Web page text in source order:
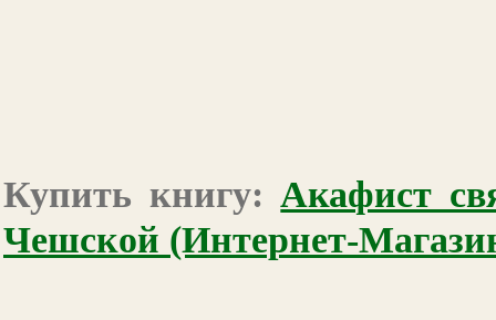
Купить книгу:Акафист
Чешской (Интернет-